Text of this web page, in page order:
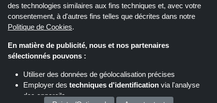
Si vous effectuez un achat après avoir cliqué sur les liens de ce site,
Shoppingspout.fr peut gagner une commission d'affiliation sur le site que
des technologies similaires aux fins techniques et, avec votre
consentement, à d'autres fins telles que décrites dans notre
Politique de Cookies.
En matière de publicité, nous et nos partenaires
sélectionnés pouvons :
Utiliser des données de géolocalisation précises
Employer des techniques d'identification via l'analyse
des appareils